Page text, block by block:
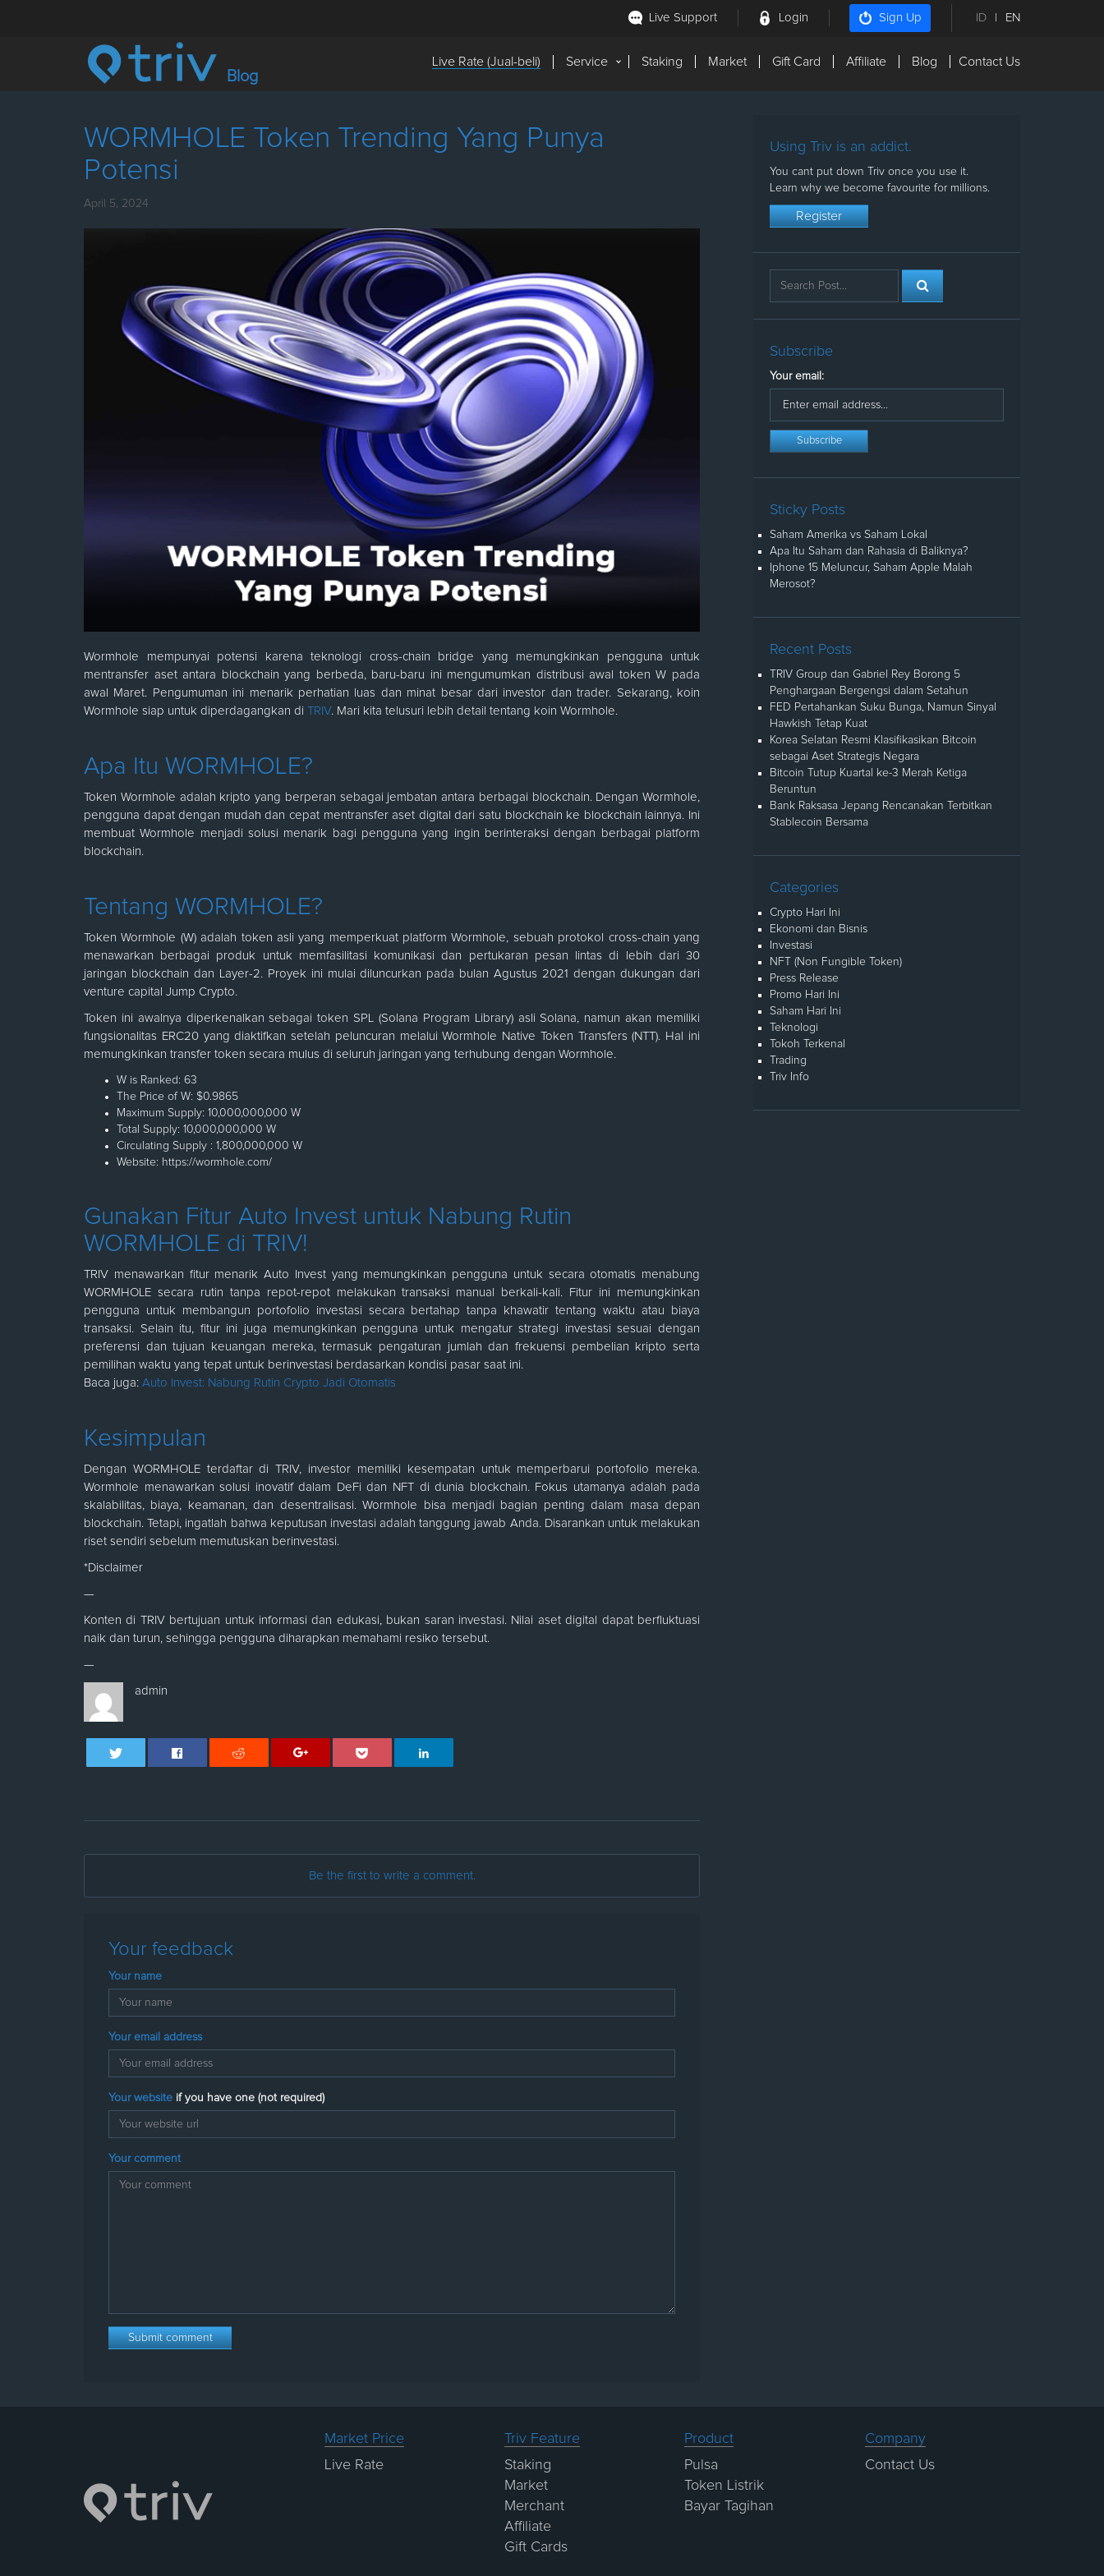
Live Support Login Sign Up ID | EN
Blog
Live Rate (Jual-beli) Service Staking Market Gift Card Affiliate Blog Contact Us
WORMHOLE Token Trending Yang Punya
Potensi
April 5, 2024
Wormhole mempunyai potensi karena teknologi cross-chain bridge yang memungkinkan pengguna untuk
mentransfer aset antara blockchain yang berbeda, baru-baru ini mengumumkan distribusi awal token W pada
awal Maret. Pengumuman ini menarik perhatian luas dan minat besar dari investor dan trader. Sekarang, koin
Wormhole siap untuk diperdagangkan di TRIV. Mari kita telusuri lebih detail tentang koin Wormhole.
Apa Itu WORMHOLE?
Token Wormhole adalah kripto yang berperan sebagai jembatan antara berbagai blockchain. Dengan Wormhole,
pengguna dapat dengan mudah dan cepat mentransfer aset digital dari satu blockchain ke blockchain lainnya. Ini
membuat Wormhole menjadi solusi menarik bagi pengguna yang ingin berinteraksi dengan berbagai platform
blockchain.
Tentang WORMHOLE?
Token Wormhole (W) adalah token asli yang memperkuat platform Wormhole, sebuah protokol cross-chain yang
menawarkan berbagai produk untuk memfasilitasi komunikasi dan pertukaran pesan lintas di lebih dari 30
jaringan blockchain dan Layer-2. Proyek ini mulai diluncurkan pada bulan Agustus 2021 dengan dukungan dari
venture capital Jump Crypto.
Token ini awalnya diperkenalkan sebagai token SPL (Solana Program Library) asli Solana, namun akan memiliki
fungsionalitas ERC20 yang diaktifkan setelah peluncuran melalui Wormhole Native Token Transfers (NTT). Hal ini
memungkinkan transfer token secara mulus di seluruh jaringan yang terhubung dengan Wormhole.
W is Ranked: 63
The Price of W: $0.9865
Maximum Supply: 10,000,000,000 W
Total Supply: 10,000,000,000 W
Circulating Supply : 1,800,000,000 W
Website: https://wormhole.com/
Gunakan Fitur Auto Invest untuk Nabung Rutin
WORMHOLE di TRIV!
TRIV menawarkan fitur menarik Auto Invest yang memungkinkan pengguna untuk secara otomatis menabung
WORMHOLE secara rutin tanpa repot-repot melakukan transaksi manual berkali-kali. Fitur ini memungkinkan
pengguna untuk membangun portofolio investasi secara bertahap tanpa khawatir tentang waktu atau biaya
transaksi. Selain itu, fitur ini juga memungkinkan pengguna untuk mengatur strategi investasi sesuai dengan
preferensi dan tujuan keuangan mereka, termasuk pengaturan jumlah dan frekuensi pembelian kripto serta
pemilihan waktu yang tepat untuk berinvestasi berdasarkan kondisi pasar saat ini.
Baca juga: Auto Invest: Nabung Rutin Crypto Jadi Otomatis
Kesimpulan
Dengan WORMHOLE terdaftar di TRIV, investor memiliki kesempatan untuk memperbarui portofolio mereka.
Wormhole menawarkan solusi inovatif dalam DeFi dan NFT di dunia blockchain. Fokus utamanya adalah pada
skalabilitas, biaya, keamanan, dan desentralisasi. Wormhole bisa menjadi bagian penting dalam masa depan
blockchain. Tetapi, ingatlah bahwa keputusan investasi adalah tanggung jawab Anda. Disarankan untuk melakukan
riset sendiri sebelum memutuskan berinvestasi.
*Disclaimer
—
Konten di TRIV bertujuan untuk informasi dan edukasi, bukan saran investasi. Nilai aset digital dapat berfluktuasi
naik dan turun, sehingga pengguna diharapkan memahami resiko tersebut.
—
admin
Be the first to write a comment.
Your feedback
Your name
Your email address
Your website if you have one (not required)
Your comment
Using Triv is an addict.
You cant put down Triv once you use it.
Learn why we become favourite for millions.
Register
Subscribe
Your email:
Sticky Posts
Saham Amerika vs Saham Lokal
Apa Itu Saham dan Rahasia di Baliknya?
Iphone 15 Meluncur, Saham Apple Malah
Merosot?
Recent Posts
TRIV Group dan Gabriel Rey Borong 5
Penghargaan Bergengsi dalam Setahun
FED Pertahankan Suku Bunga, Namun Sinyal
Hawkish Tetap Kuat
Korea Selatan Resmi Klasifikasikan Bitcoin
sebagai Aset Strategis Negara
Bitcoin Tutup Kuartal ke-3 Merah Ketiga
Beruntun
Bank Raksasa Jepang Rencanakan Terbitkan
Stablecoin Bersama
Categories
Crypto Hari Ini
Ekonomi dan Bisnis
Investasi
NFT (Non Fungible Token)
Press Release
Promo Hari Ini
Saham Hari Ini
Teknologi
Tokoh Terkenal
Trading
Triv Info
Market Price
Live Rate
Triv Feature
Staking
Market
Merchant
Affiliate
Gift Cards
Product
Pulsa
Token Listrik
Bayar Tagihan
Company
Contact Us